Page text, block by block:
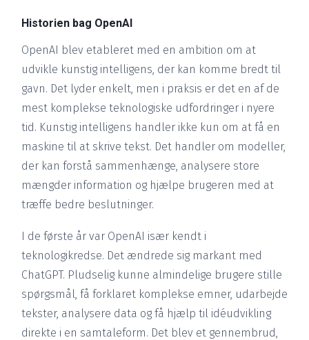
Historien bag OpenAI
OpenAI blev etableret med en ambition om at
udvikle kunstig intelligens, der kan komme bredt til
gavn. Det lyder enkelt, men i praksis er det en af de
mest komplekse teknologiske udfordringer i nyere
tid. Kunstig intelligens handler ikke kun om at få en
maskine til at skrive tekst. Det handler om modeller,
der kan forstå sammenhænge, analysere store
mængder information og hjælpe brugeren med at
træffe bedre beslutninger.
I de første år var OpenAI især kendt i
teknologikredse. Det ændrede sig markant med
ChatGPT. Pludselig kunne almindelige brugere stille
spørgsmål, få forklaret komplekse emner, udarbejde
tekster, analysere data og få hjælp til idéudvikling
direkte i en samtaleform. Det blev et gennembrud,